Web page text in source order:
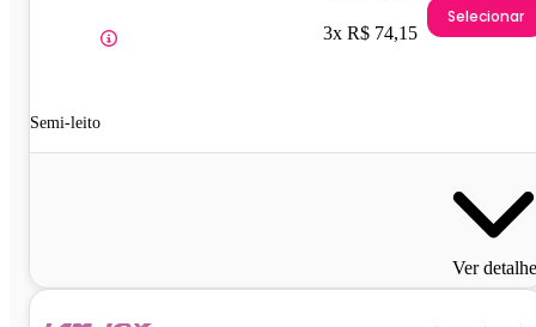
Semi-leito
3x R$ 74,15
Selecionar
Ver